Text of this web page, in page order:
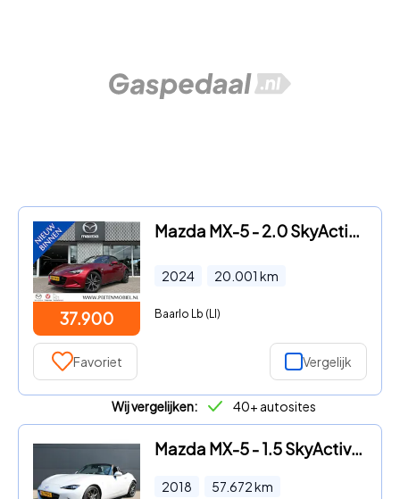
37.900
Mazda MX-5 - 2.0 SkyActiv-G 184 Exclusive-Line | NEDERLANDSE AUTO | LEDER
2024 20.001 km
Baarlo Lb (LI)
Favoriet Vergelijk
Wij vergelijken: 40+ autosites
Mazda MX-5 - 1.5 SkyActiv-G 131 GT-M | Navigatie | Lederen bekleding | St
2018 57.672km